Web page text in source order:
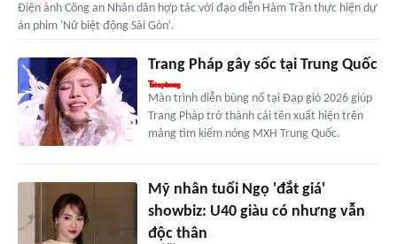
Điện ảnh Công an Nhân dân hợp tác với đạo diễn Hàm Trần thực hiện dự
án phim 'Nữ biệt động Sài Gòn'.
Trang Pháp gây sốc tại Trung Quốc
Màn trình diễn bùng nổ tại Đạp gió 2026 giúp
Trang Pháp trở thành cái tên xuất hiện trên
mảng tìm kiếm nóng MXH Trung Quốc.
Mỹ nhân tuổi Ngọ 'đắt giá'
showbiz: U40 giàu có nhưng vẫn
độc thân